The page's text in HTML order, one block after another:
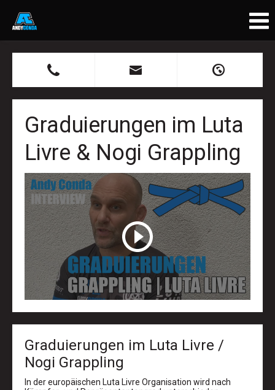
B X H
Graduierungen im Luta
Livre & Nogi Grappling
Graduierungen im Luta Livre /
Nogi Grappling
In der europäischen Luta Livre Organisation wird nach